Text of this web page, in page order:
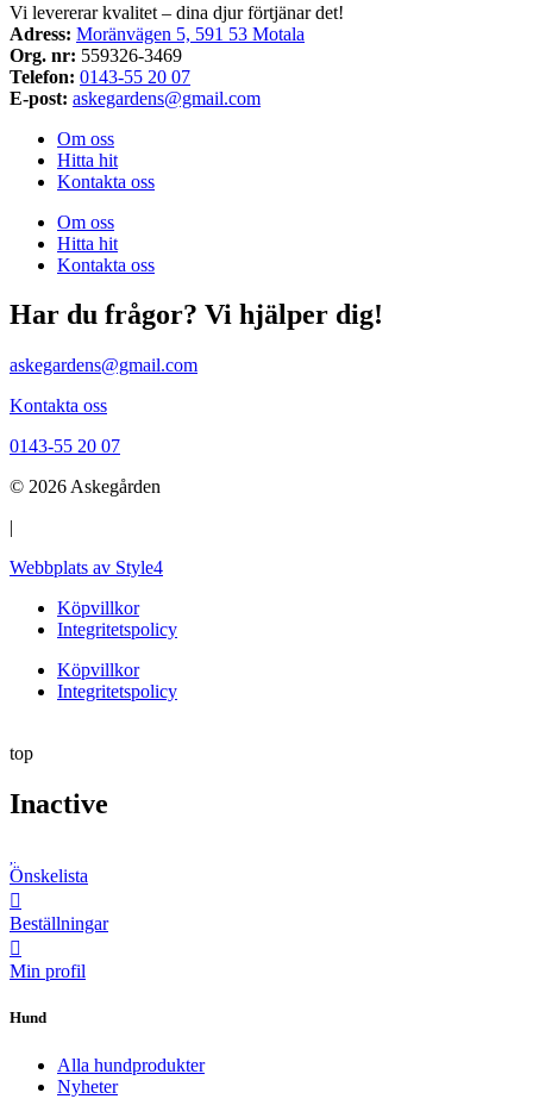
Vi levererar kvalitet – dina djur förtjänar det!
Adress: Moränvägen 5, 591 53 Motala
Org. nr: 559326-3469
Telefon: 0143-55 20 07
E-post: askegardens@gmail.com
Om oss
Hitta hit
Kontakta oss
Om oss
Hitta hit
Kontakta oss
Har du frågor? Vi hjälper dig!
askegardens@gmail.com
Kontakta oss
0143-55 20 07
© 2026 Askegården
|
Webbplats av Style4
Köpvillkor
Integritetspolicy
Köpvillkor
Integritetspolicy
top
Inactive
Önskelista
Beställningar
Min profil
Hund
Alla hundprodukter
Nyheter